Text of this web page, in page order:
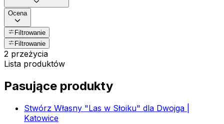
Ocena
Filtrowanie
Filtrowanie
2 przeżycia
Lista produktów
Pasujące produkty
Stwórz Własny "Las w Słoiku" dla Dwojga |
Katowice